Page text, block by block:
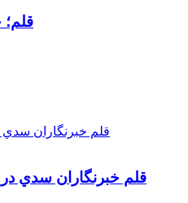
قلم خبرنگاران سدي